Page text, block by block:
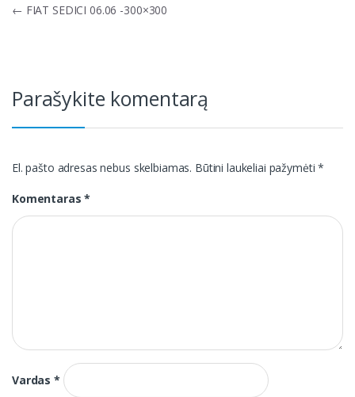
Navigacija
← FIAT SEDICI 06.06 -300×300
Parašykite komentarą
El. pašto adresas nebus skelbiamas. Būtini laukeliai pažymėti*
Komentaras*
Vardas*